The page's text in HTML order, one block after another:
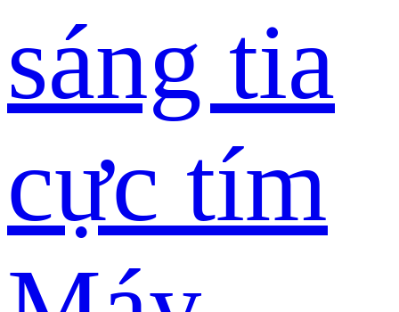
sáng tia
cực tím